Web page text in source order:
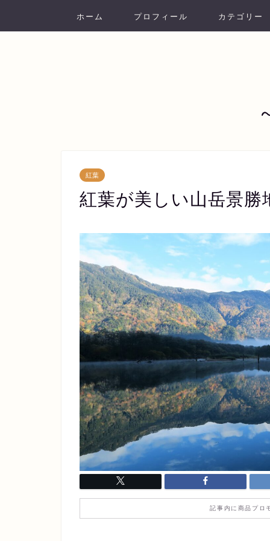
ホーム プロフィール カテゴリー
紅葉
紅葉が美しい山岳景勝
記事内に商品プロ